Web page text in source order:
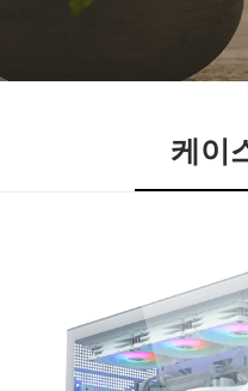
케이